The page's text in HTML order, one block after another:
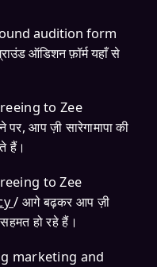
audition form
ऑडिशन फ़ॉर्म यहाँ से
to Zee
आप ज़ी सारेगामापा की
हैं।
to Zee
/ आगे बढ़कर आप ज़ी
हो रहे हैं।
marketing and